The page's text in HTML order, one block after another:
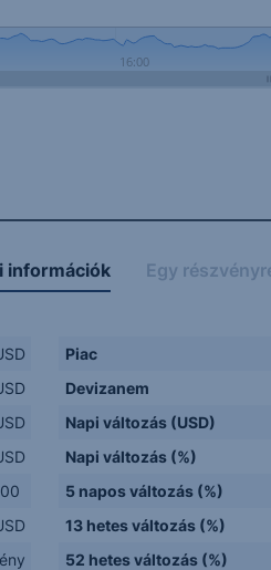
16:00
információk Egy
Piac
Devizanem
Napi változás (USD)
Napi változás (%)
5 napos változás (%)
13 hetes változás (%)
52 hetes változás (%)